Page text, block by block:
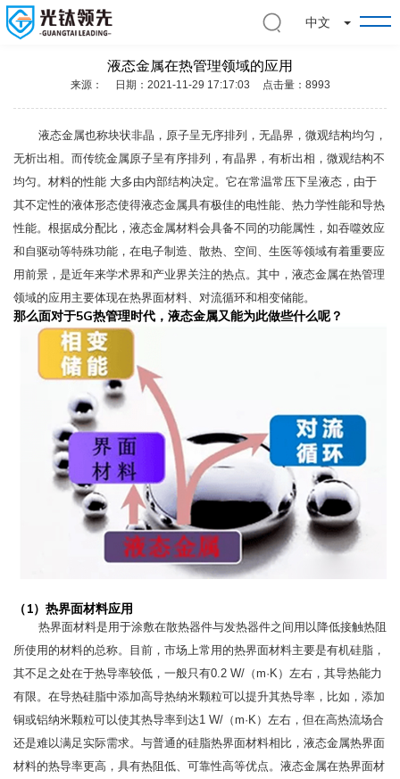
中文
切
单
液态金属在热管理领域的应用
来源： 日期：2021-11-29 17:17:03 点击量：8993
液态金属也称块状非晶，原子呈无序排列，无晶界，微观结构均匀，
无析出相。而传统金属原子呈有序排列，有晶界，有析出相，微观结构不
均匀。材料的性能 大多由内部结构决定。它在常温常压下呈液态，由于
其不定性的液体形态使得液态金属具有极佳的电性能、热力学性能和导热
性能。根据成分配比，液态金属材料会具备不同的功能属性，如吞噬效应
和自驱动等特殊功能，在电子制造、散热、空间、生医等领域有着重要应
用前景，是近年来学术界和产业界关注的热点。其中，液态金属在热管理
领域的应用主要体现在热界面材料、对流循环和相变储能。
那么面对于5G热管理时代，液态金属又能为此做些什么呢？
（1）热界面材料应用
热界面材料是用于涂敷在散热器件与发热器件之间用以降低接触热阻
所使用的材料的总称。目前，市场上常用的热界面材料主要是有机硅脂，
其不足之处在于热导率较低，一般只有0.2 W/（m·K）左右，其导热能力
有限。在导热硅脂中添加高导热纳米颗粒可以提升其热导率，比如，添加
铜或铝纳米颗粒可以使其热导率到达1 W/（m·K）左右，但在高热流场合
还是难以满足实际需求。与普通的硅脂热界面材料相比，液态金属热界面
材料的热导率更高，具有热阻低、可靠性高等优点。液态金属在热界面材